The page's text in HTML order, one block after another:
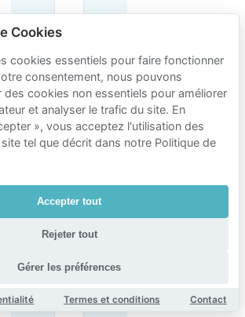
puis-je
stationner
en zone
bleue près
du
Restaurant
Colijn ?
Où puis-je
me garer
pour le
dîner si je
que la
rue ?
Cookies
cookies essentiels pour faire fonctionner
consentement, nous pouvons
des cookies non essentiels pour améliorer
et analyser le trafic du site. En
», vous acceptez l'utilisation des
tel que décrit dans notre Politique de
Accepter tout
Rejeter tout
Gérer les préférences
Termes et conditions Contact